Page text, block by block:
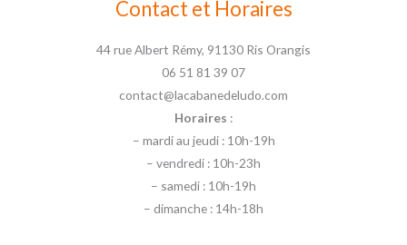
Contact et Horaires
44 rue Albert Rémy, 91130 Ris Orangis
06 51 81 39 07
contact@lacabanedeludo.com
Horaires :
– mardi au jeudi : 10h-19h
– vendredi : 10h-23h
– samedi : 10h-19h
– dimanche : 14h-18h